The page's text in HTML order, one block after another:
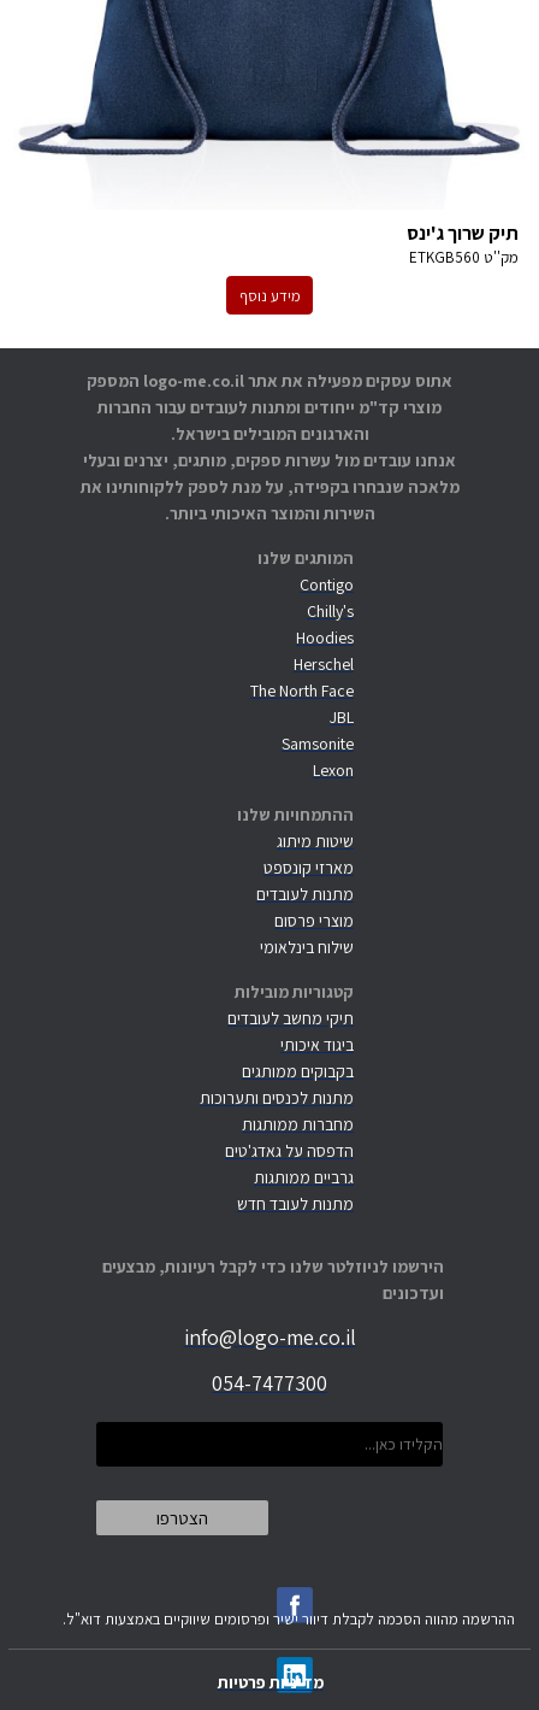
תיק שרוך ג'ינס
מק''ט ETKGB560
מידע נוסף
המותגים שלנו
Contigo
Chilly's
Hoodies
Herschel
The North Face
JBL
Samsonite
Lexon
ההתמחויות שלנו
שיטות מיתוג
מארזי קונספט
מתנות לעובדים
מוצרי פרסום
שילוח בינלאומי
קטגוריות מובילות
תיקי מחשב לעובדים
ביגוד איכותי
בקבוקים ממותגים
מתנות לכנסים ותערוכות
מחברות ממותגות
הדפסה על גאדג'טים
גרביים ממותגות
מתנות לעובד חדש
אתוס עסקים מפעילה את אתר logo-me.co.il המספק
מוצרי קד"מ ייחודים ומתנות לעובדים עבור החברות
והארגונים המובילים בישראל.
אנחנו עובדים מול עשרות ספקים, מותגים, יצרנים ובעלי
מלאכה שנבחרו בקפידה, על מנת לספק ללקוחותינו את
השירות והמוצר האיכותי ביותר.
הירשמו לניוזלטר שלנו כדי לקבל רעיונות, מבצעים
ועדכונים
info@logo-me.co.il
054-7477300
מדיניות פרטיות
ההרשמה מהווה הסכמה לקבלת דיוור ישיר ופרסומים שיווקיים באמצעות דוא"ל.